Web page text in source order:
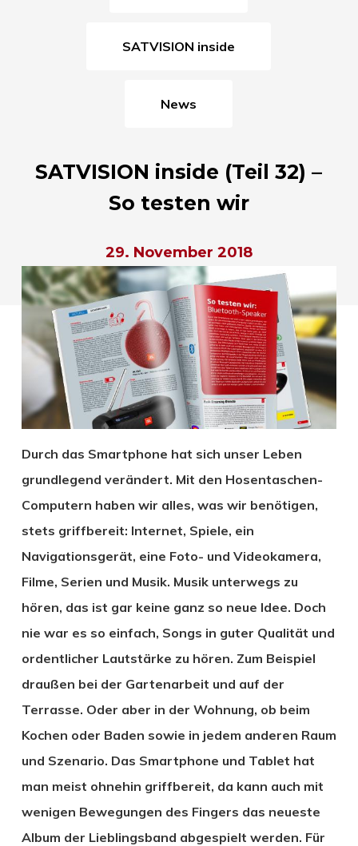
SATVISION inside
News
SATVISION inside (Teil 32) –
So testen wir
29. November 2018
Durch das Smartphone hat sich unser Leben
grundlegend verändert. Mit den Hosentaschen-
Computern haben wir alles, was wir benötigen,
stets griffbereit: Internet, Spiele, ein
Navigationsgerät, eine Foto- und Videokamera,
Filme, Serien und Musik. Musik unterwegs zu
hören, das ist gar keine ganz so neue Idee. Doch
nie war es so einfach, Songs in guter Qualität und
ordentlicher Lautstärke zu hören. Zum Beispiel
draußen bei der Gartenarbeit und auf der
Terrasse. Oder aber in der Wohnung, ob beim
Kochen oder Baden sowie in jedem anderen Raum
und Szenario. Das Smartphone und Tablet hat
man meist ohnehin griffbereit, da kann auch mit
wenigen Bewegungen des Fingers das neueste
Album der Lieblingsband abgespielt werden. Für